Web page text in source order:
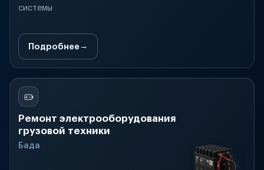
системы
Подробнее
Ремонт электрооборудования
грузовой техники
Бада